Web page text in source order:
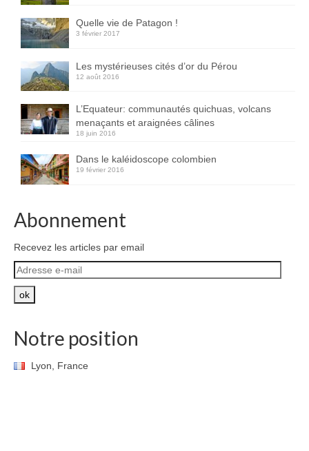
Inde
Nicaragua
Vietnam
Les coulisses
The Tour du monde
The Team
Contact
Blogs voyage
Quelle vie de Patagon !
3 février 2017
Les mystérieuses cités d’or du Pérou
12 août 2016
L’Equateur: communautés quichuas, volcans
menaçants et araignées câlines
18 juin 2016
Dans le kaléidoscope colombien
19 février 2016
Abonnement
Recevez les articles par email
Adresse
e-
mail
ok
Notre position
Lyon, France